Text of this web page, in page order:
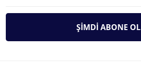
ŞİMDİ ABONE OL